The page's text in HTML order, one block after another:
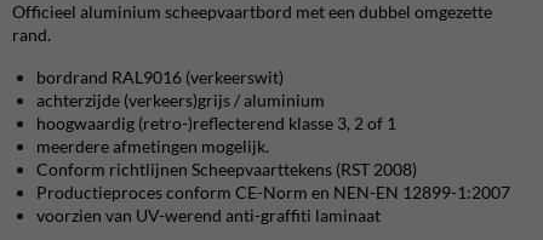
Officieel aluminium scheepvaartbord met een dubbel omgezette
rand.
bordrand RAL9016 (verkeerswit)
achterzijde (verkeers)grijs / aluminium
hoogwaardig (retro-)reflecterend klasse 3, 2 of 1
meerdere afmetingen mogelijk.
Conform richtlijnen Scheepvaarttekens (RST 2008)
Productieproces conform CE-Norm en NEN-EN 12899-1:2007
voorzien van UV-werend anti-graffiti laminaat